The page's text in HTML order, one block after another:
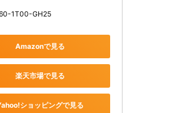
1T00-GH25
Amazonで見る
楽天市場で見る
ショッピングで見る